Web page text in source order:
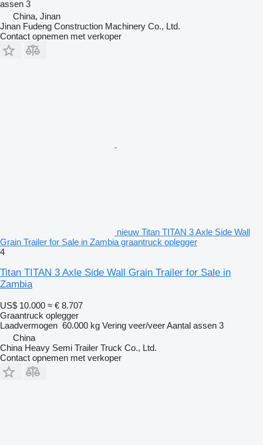
assen 3
China, Jinan
Jinan Fudeng Construction Machinery Co., Ltd.
Contact opnemen met verkoper
nieuw Titan TITAN 3 Axle Side Wall
Grain Trailer for Sale in Zambia graantruck oplegger
4
Titan TITAN 3 Axle Side Wall Grain Trailer for Sale in
Zambia
US$ 10.000 ≈ € 8.707
Graantruck oplegger
Laadvermogen 60.000 kg Vering veer/veerAantal assen 3
China
China Heavy Semi Trailer Truck Co., Ltd.
Contact opnemen met verkoper